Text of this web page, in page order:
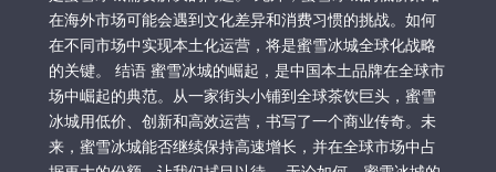
在海外市场可能会遇到文化差异和消费习惯的挑战。如何
在不同市场中实现本土化运营，将是蜜雪冰城全球化战略
的关键。 结语 蜜雪冰城的崛起，是中国本土品牌在全球市
场中崛起的典范。从一家街头小铺到全球茶饮巨头，蜜雪
冰城用低价、创新和高效运营，书写了一个商业传奇。未
来，蜜雪冰城能否继续保持高速增长，并在全球市场中占